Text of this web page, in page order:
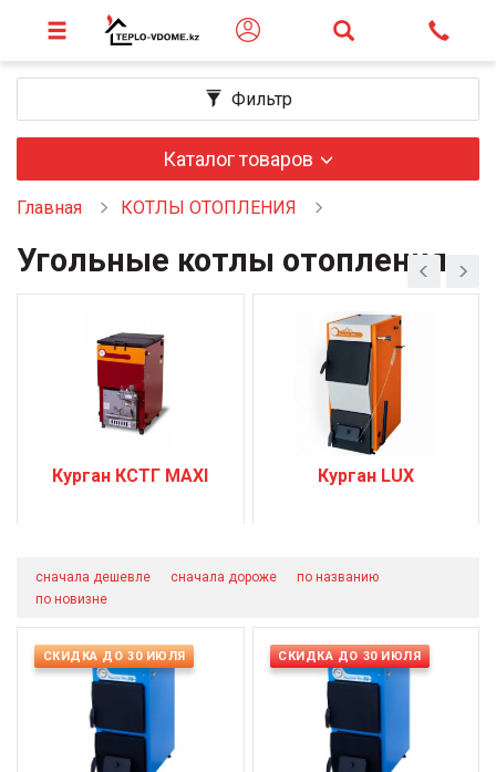
Фильтр
Каталог товаров
Главная КОТЛЫ ОТОПЛЕНИЯ
Угольные котлы отопления
Курган КСТГ MAXI Курган LUX
сначала дешевле сначала дороже
по названию
по новизне
СКИДКА ДО 30 ИЮЛЯ СКИДКА ДО 30 ИЮЛЯ